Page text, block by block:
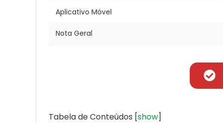
Aplicativo Móvel
Nota Geral
Tabela de Conteúdos [show]